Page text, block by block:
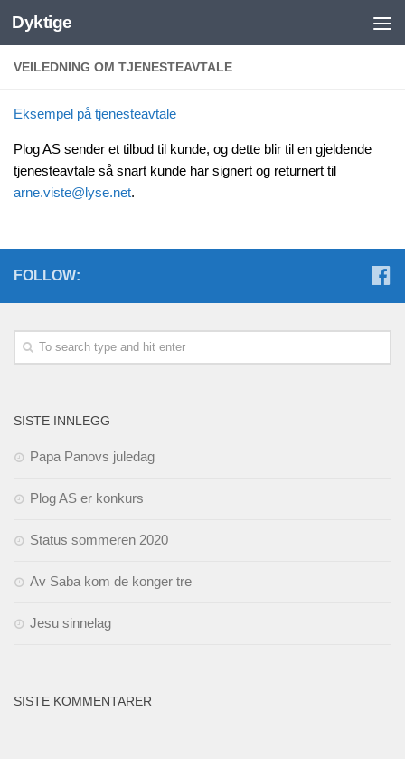
Dyktige
VEILEDNING OM TJENESTEAVTALE
Eksempel på tjenesteavtale
Plog AS sender et tilbud til kunde, og dette blir til en gjeldende
tjenesteavtale så snart kunde har signert og returnert til
arne.viste@lyse.net.
FOLLOW:
SISTE INNLEGG
Papa Panovs juledag
Plog AS er konkurs
Status sommeren 2020
Av Saba kom de konger tre
Jesu sinnelag
SISTE KOMMENTARER